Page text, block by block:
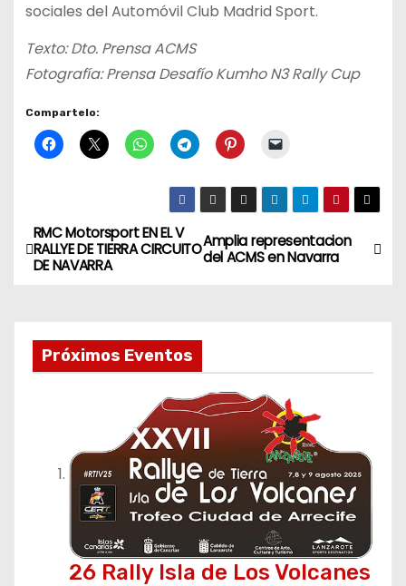
sociales del Automóvil Club Madrid Sport.
Texto: Dto. Prensa ACMS
Fotografía: Prensa Desafío Kumho N3 Rally Cup
Compartelo:
N
a
Amplia representacion
del ACMS en Navarra
RMC Motorsport EN EL V
RALLYE DE TIERRA CIRCUITO
DE NAVARRA
Próximos Eventos
26 Rally Isla de Los Volcanes